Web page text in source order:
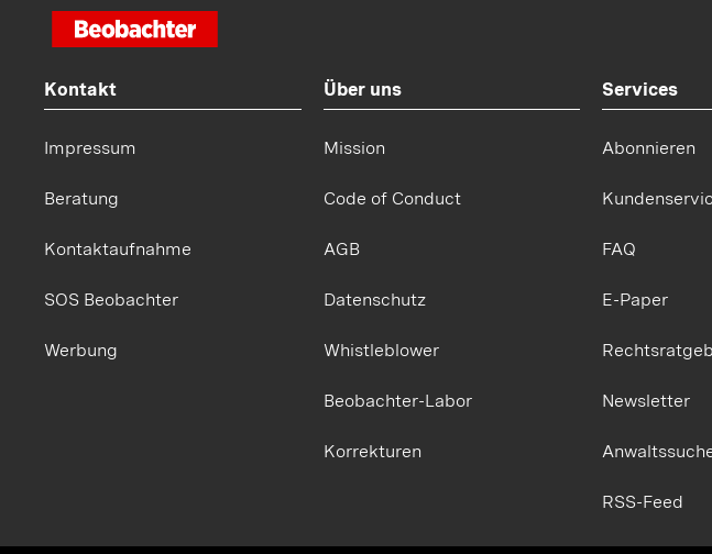
Kontakt
Impressum
Beratung
Kontaktaufnahme
SOS Beobachter
Werbung
Über uns
Mission
Code of Conduct
AGB
Datenschutz
Whistleblower
Beobachter-Labor
Korrekturen
Services
Abonnieren
FAQ
E-Paper
Newsletter
RSS-Feed